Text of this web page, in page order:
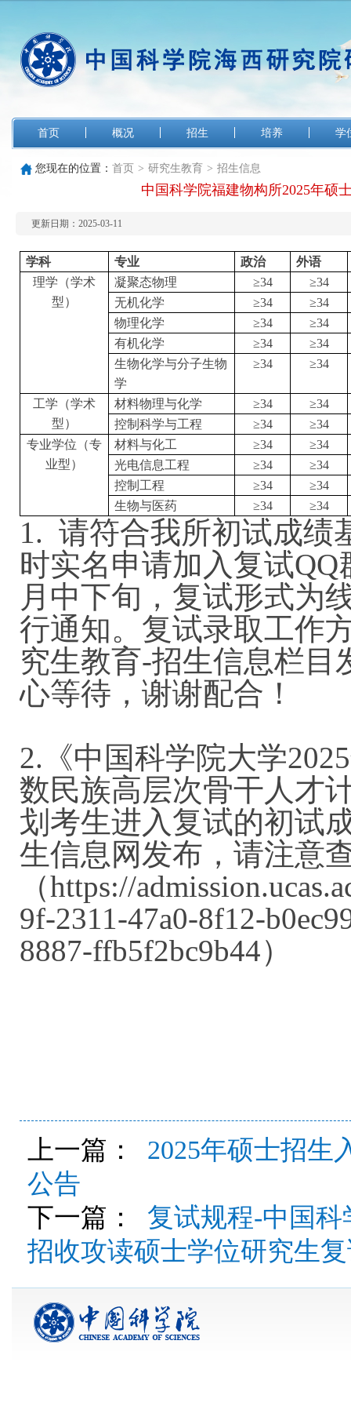
首页 概况 招生 培养 学
您现在的位置： 首页 > 研究生教育 > 招生信息
中国科学院福建物构所2025年硕
更新日期：2025-03-11
学科 专业 政治
外语
理学（学术
型）
凝聚态物理 ≥34 ≥34
无机化学
≥34 ≥34
物理化学
≥34 ≥34
有机化学
≥34 ≥34
生物化学与分子生物
学
≥34 ≥34
工学（学术
型）
材料物理与化学 ≥34 ≥34
控制科学与工程
≥34 ≥34
专业学位（专
业型）
材料与化工 ≥34 ≥34
光电信息工程
≥34 ≥34
控制工程
≥34 ≥34
生物与医药
≥34 ≥34
1. 请符合我所初试成绩
时实名申请加入复试QQ
月中下旬 ，复试形式为
行通知。复试录取工作
究生教育-招生信息栏目
心等待，谢谢配合！
2. 《中国科学院大学2025
数民族高层次骨干人才
划考生进入复试的初试
生信息网发布，请注意
（https://
9f-2311-47a0-8f12-
8887-ffb5f2bc9b44）
上一篇：
2025年硕士招生
公告
下一篇：
复试规程-中国科
招收攻读硕士学位研究生